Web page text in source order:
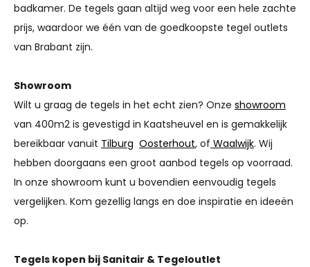
badkamer. De tegels gaan altijd weg voor een hele zachte
prijs, waardoor we één van de goedkoopste tegel outlets
van Brabant zijn.
Showroom
Wilt u graag de tegels in het echt zien? Onze showroom
van 400m2 is gevestigd in Kaatsheuvel en is gemakkelijk
bereikbaar vanuit Tilburg Oosterhout, of Waalwijk. Wij
hebben doorgaans een groot aanbod tegels op voorraad.
In onze showroom kunt u bovendien eenvoudig tegels
vergelijken. Kom gezellig langs en doe inspiratie en ideeën
op.
Tegels kopen bij Sanitair & Tegeloutlet